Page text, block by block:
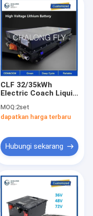
CLF 32/35kWh
Electric Coach Liquid
Battery Packs
LiFePO4 Untuk
MOQ:2set
dapatkan harga terbaru
Hubungi sekarang